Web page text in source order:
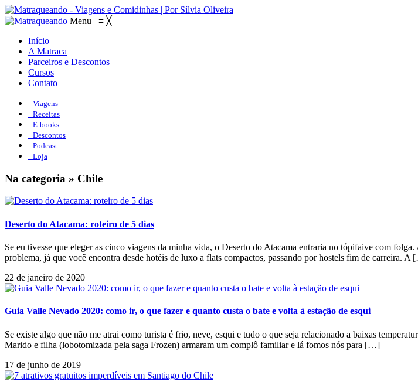
Menu ≡ ╳
Início
A Matraca
Parceiros e Descontos
Cursos
Contato
Viagens
Receitas
E-books
Descontos
Podcast
Loja
Na categoria » Chile
Deserto do Atacama: roteiro de 5 dias
Se eu tivesse que eleger as cinco viagens da minha vida, o Deserto do Atacama entraria no tópifaive com
problema, já que você encontra desde hotéis de luxo a flats compactos, passando por hostels fim de carreira.
22 de janeiro de 2020
Guia Valle Nevado 2020: como ir, o que fazer e quanto custa o bate e volta à estação de esqui
Se existe algo que não me atrai como turista é frio, neve, esqui e tudo o que seja relacionado a baixas
Marido e filha (lobotomizada pela saga Frozen) armaram um complô familiar e lá fomos nós para […]
17 de junho de 2019